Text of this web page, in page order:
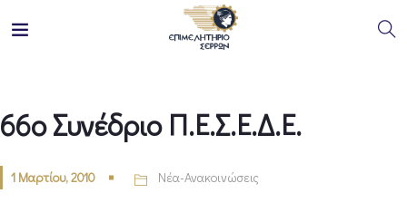
66o Συνέδριο Π.Ε.Σ.Ε.Δ.Ε.
1 Μαρτίου, 2010 Νέα-Ανακοινώσεις